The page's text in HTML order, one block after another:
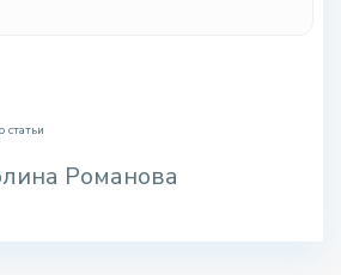
статьи
Романова